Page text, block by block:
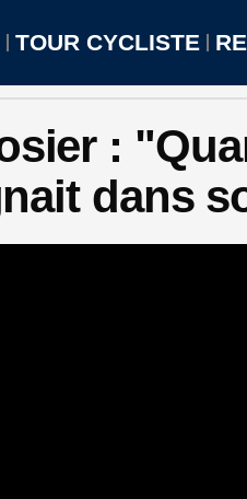
TOUR CYCLISTE
:
dans